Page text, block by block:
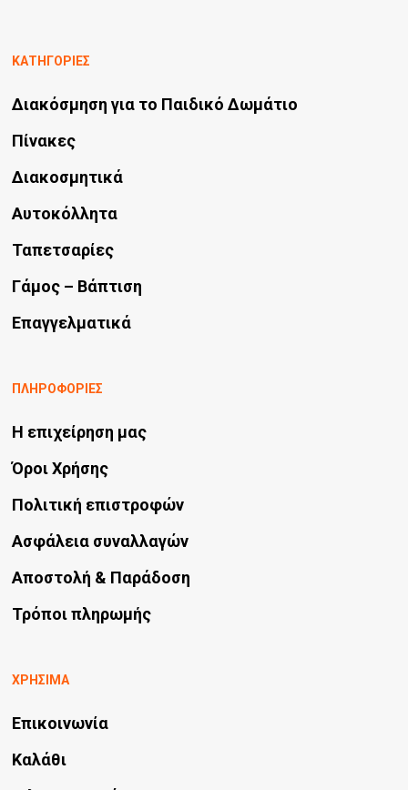
ΚΑΤΗΓΟΡΙΕΣ
Διακόσμηση για το Παιδικό Δωμάτιο
Πίνακες
Διακοσμητικά
Αυτοκόλλητα
Ταπετσαρίες
Γάμος – Βάπτιση
Επαγγελματικά
ΠΛΗΡΟΦΟΡΙΕΣ
Η επιχείρηση μας
Όροι Χρήσης
Πολιτική επιστροφών
Ασφάλεια συναλλαγών
Αποστολή & Παράδοση
Τρόποι πληρωμής
ΧΡΗΣΙΜΑ
Επικοινωνία
Καλάθι